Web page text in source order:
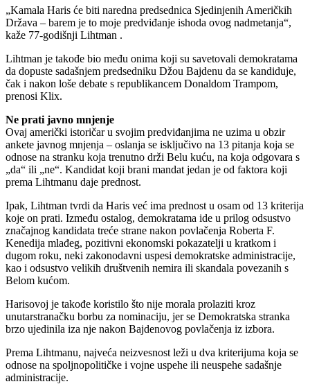
„Kamala Haris će biti naredna predsednica Sjedinjenih Američkih
Država – barem je to moje predviđanje ishoda ovog nadmetanja“,
kaže 77-godišnji Lihtman .
Lihtman je takođe bio među onima koji su savetovali demokratama
da dopuste sadašnjem predsedniku Džou Bajdenu da se kandiduje,
čak i nakon loše debate s republikancem Donaldom Trampom,
prenosi Klix.
Ne prati javno mnjenje
Ovaj američki istoričar u svojim predviđanjima ne uzima u obzir
ankete javnog mnjenja – oslanja se isključivo na 13 pitanja koja se
odnose na stranku koja trenutno drži Belu kuću, na koja odgovara s
„da“ ili „ne“. Kandidat koji brani mandat jedan je od faktora koji
prema Lihtmanu daje prednost.
Ipak, Lihtman tvrdi da Haris već ima prednost u osam od 13 kriterija
koje on prati. Između ostalog, demokratama ide u prilog odsustvo
značajnog kandidata treće strane nakon povlačenja Roberta F.
Kenedija mlađeg, pozitivni ekonomski pokazatelji u kratkom i
dugom roku, neki zakonodavni uspesi demokratske administracije,
kao i odsustvo velikih društvenih nemira ili skandala povezanih s
Belom kućom.
Harisovoj je takođe koristilo što nije morala prolaziti kroz
unutarstranačku borbu za nominaciju, jer se Demokratska stranka
brzo ujedinila iza nje nakon Bajdenovog povlačenja iz izbora.
Prema Lihtmanu, najveća neizvesnost leži u dva kriterijuma koja se
odnose na spoljnopolitičke i vojne uspehe ili neuspehe sadašnje
administracije.